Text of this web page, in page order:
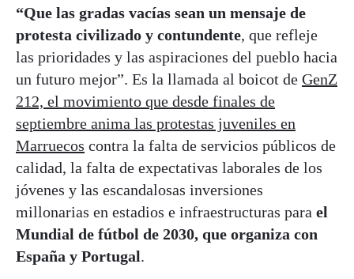
“Que las gradas vacías sean un mensaje de
protesta civilizado y contundente, que refleje
las prioridades y las aspiraciones del pueblo hacia
un futuro mejor”. Es la llamada al boicot de GenZ
212, el movimiento que desde finales de
septiembre anima las protestas juveniles en
Marruecos contra la falta de servicios públicos de
calidad, la falta de expectativas laborales de los
jóvenes y las escandalosas inversiones
millonarias en estadios e infraestructuras para el
Mundial de fútbol de 2030, que organiza con
España y Portugal.